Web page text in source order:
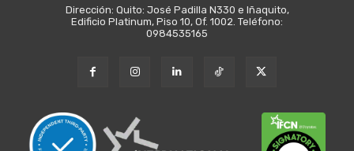
Dirección: Quito: José Padilla N330 e Iñaquito,
Edificio Platinum, Piso 10, Of. 1002. Teléfono:
0984535165